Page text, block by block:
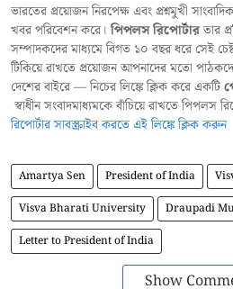
ভারতের প্রয়োজন নিরপেক্ষ এবং প্রশ্নমুখী
খবর পরিবেশন করে।পিপলস রিপোর্টারতার
সম্পাদকদের মাধ্যমে বিগত ১০ বছর ধরে সেই
টিকিয়ে রাখতে প্রয়োজন আপনাদের মতো
দেশের বাইরে — নিচের লিঙ্কে ক্লিক করে একটি
স্বাধীন সংবাদমাধ্যমকে বাঁচিয়ে রাখতে পিপলস
রিপোর্টার সাবস্ক্রাইব করতে এই লিঙ্কে ক্লিক করুন
Amartya Sen President of India
Visva Bharati University
Draupadi
Letter to President of India
Show